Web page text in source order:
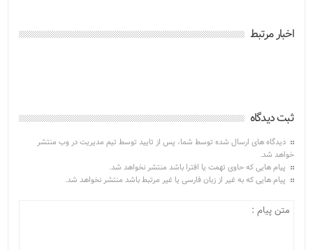
اخبار مرتبط
ثبت دیدگاه
دیدگاه های ارسال شده توسط شما، پس از تایید توسط تیم مدیریت در وب منتشر
خواهد شد.
پیام هایی که حاوی تهمت یا افترا باشد منتشر نخواهد شد.
پیام هایی که به غیر از زبان فارسی یا غیر مرتبط باشد منتشر نخواهد شد.